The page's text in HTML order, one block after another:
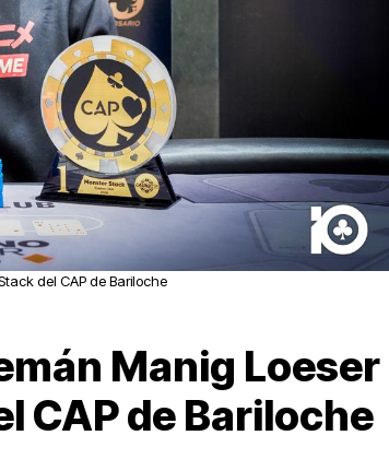
del CAP de Bariloche
Manig Loeser
CAP de Bariloche